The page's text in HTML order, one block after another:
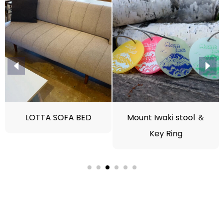
LOTTA SOFA BED
Mount Iwaki stool ＆
Key Ring